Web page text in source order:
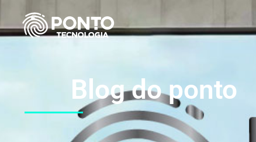
Blog do ponto